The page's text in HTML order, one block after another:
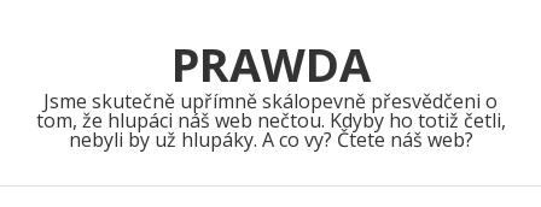
PRAWDA
Jsme skutečně upřímně skálopevně přesvědčeni o
tom, že hlupáci náš web nečtou. Kdyby ho totiž četli,
nebyli by už hlupáky. A co vy? Čtete náš web?